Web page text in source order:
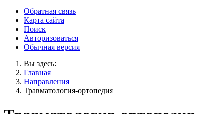
Обратная связь
Карта сайта
Поиск
Авторизоваться
Обычная версия
Вы здесь:
Главная
Направления
Травматология-ортопедия